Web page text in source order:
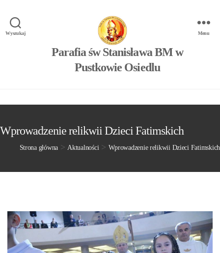
Wyszukaj
Parafia św Stanisława BM w
Pustkowie Osiedlu
Menu
Wprowadzenie relikwii Dzieci Fatimskich
Strona główna >Aktualności> Wprowadzenie relikwii Dzieci Fatimskich